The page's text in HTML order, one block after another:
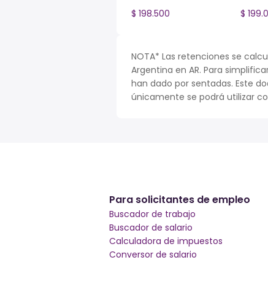
$ 198.500
$
NOTA* Las retenciones se
Argentina en AR. Para
han dado por sentadas. Este
únicamente se podrá utilizar
Para solicitantes de empleo
Buscador de trabajo
Buscador de salario
Calculadora de impuestos
Conversor de salario